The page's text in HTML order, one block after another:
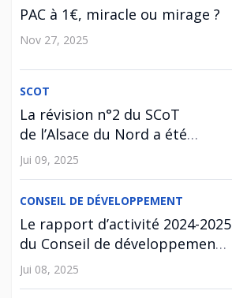
PAC à 1€, miracle ou mirage ?
Nov 27, 2025
SCOT
La révision n°2 du SCoT
de l’Alsace du Nord a été
approuvée !
Jui 09, 2025
CONSEIL DE DÉVELOPPEMENT
Le rapport d’activité 2024-2025
du Conseil de développement
est disponible !
Jui 08, 2025